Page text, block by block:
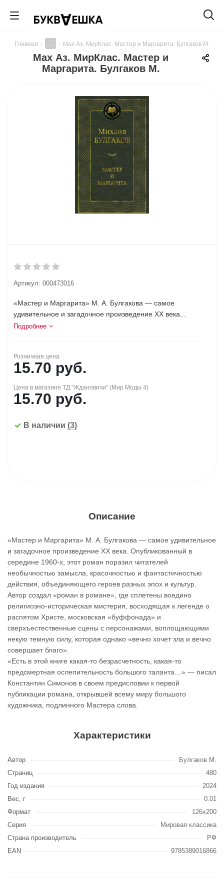
Главная - - Мах Аз. МирКлас. Мастер и Маргарита. Булгаков М.
Мах Аз. МирКлас. Мастер и
Маргарита. Булгаков М.
Артикул: 000473016
«Мастер и Маргарита» М. А. Булгакова — самое
удивительное и загадочное произведение ХХ века...
Подробнее
Розничная цена
15.70 руб.
Цена в магазине ТД "Ждановичи" (Мир Моды 4)
15.70 руб.
В наличии (3)
Описание
«Мастер и Маргарита» М. А. Булгакова — самое удивительное
и загадочное произведение ХХ века. Опубликованный в
середине 1960-х, этот роман поразил читателей
необычностью замысла, красочностью и фантастичностью
действия, объединяющего героев разных эпох и культур.
Автор создал «роман в романе», где сплетены воедино
религиозно-историческая мистерия, восходящая к легенде о
распятом Христе, московская «буффонада» и
сверхъестественные сцены с персонажами, воплощающими
некую темную силу, которая однако «вечно хочет зла и вечно
совершает благо».
«Есть в этой книге какая-то безрасчетность, какая-то
предсмертная ослепительность большого таланта…» — писал
Константин Симонов в своем предисловии к первой
публикации романа, открывшей всему миру большого
художника, подлинного Мастера слова.
Характеристики
Автор
Булгаков М.
Страниц
480
Год издания
2024
Вес, г
0.01
Формат
126х200
Серия
Мировая классика
Страна производитель
РФ
EAN
9785389016866